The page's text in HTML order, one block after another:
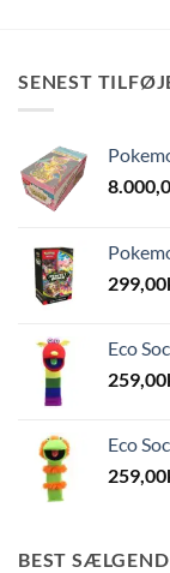
SENEST
299,00
Eco
259,00
Eco
259,00
BEST